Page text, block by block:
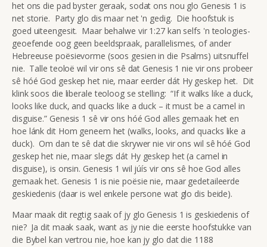
het ons die pad byster geraak, sodat ons nou glo Genesis 1 is
net storie. Party glo dis maar net 'n gedig. Die hoofstuk is
goed uiteengesit. Maar behalwe vir 1:27 kan selfs 'n teologies-
geoefende oog geen beeldspraak, parallelismes, of ander
Hebreeuse poësievorme (soos gesien in die Psalms) uitsnuffel
nie. Talle teoloë wil vir ons sê dat Genesis 1 nie vir ons probeer
sê hóé God geskep het nie, maar eerder dát Hy geskep het. Dit
klink soos die liberale teoloog se stelling: “If it walks like a duck,
looks like duck, and quacks like a duck – it must be a camel in
disguise.” Genesis 1 sê vir ons hóé God alles gemaak het en
hoe lánk dit Hom geneem het (walks, looks, and quacks like a
duck). Om dan te sê dat die skrywer nie vir ons wil sê hóé God
geskep het nie, maar slegs dát Hy geskep het (a camel in
disguise), is onsin. Genesis 1 wil júís vir ons sê hoe God alles
gemaak het. Genesis 1 is nie poësie nie, maar gedetaileerde
geskiedenis (daar is wel enkele persone wat glo dis beide).
Maar maak dit regtig saak of jy glo Genesis 1 is geskiedenis of
nie? Ja dit maak saak, want as jy nie die eerste hoofstukke van
die Bybel kan vertrou nie, hoe kan jy glo dat die 1188